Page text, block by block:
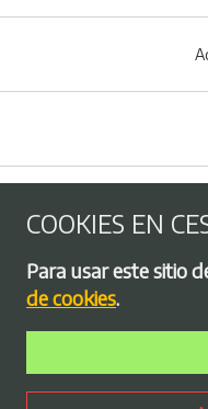
Menú del pie
COOKIES EN
Para usar este sitio
de cookies.